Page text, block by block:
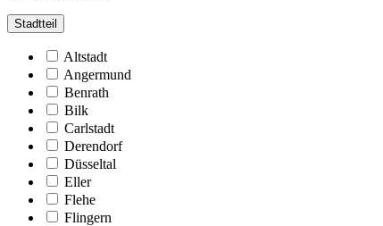
Stadtteil
Altstadt
Angermund
Benrath
Bilk
Carlstadt
Derendorf
Düsseltal
Eller
Flehe
Flingern